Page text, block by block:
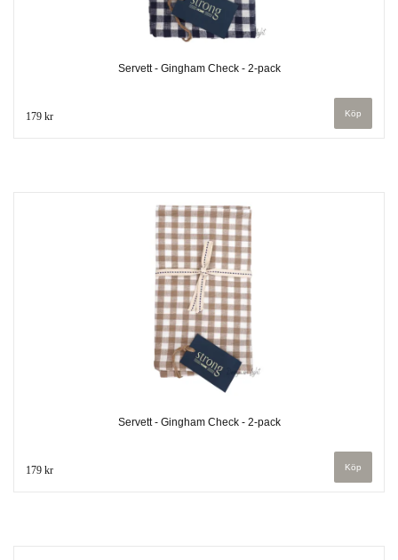
Servett - Gingham Check - 2-pack
179 kr
Servett - Gingham Check - 2-pack
179 kr